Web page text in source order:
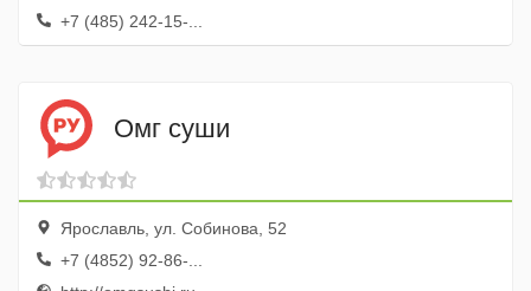
+7 (485) 242-15-...
Омг суши
Ярославль, ул. Собинова, 52
+7 (4852) 92-86-...